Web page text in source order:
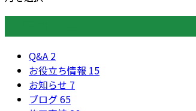
Q&A 2
お役立ち情報 15
お知らせ 7
ブログ65